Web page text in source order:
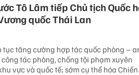
Tô Lâm tiếp Chủ tịch Quốc
quốc Thái Lan
tăng cường hợp tác quốc phòng –
tác phòng, chống tội phạm xuyên
vực và quốc tế; sớm cụ thể hóa Chiến